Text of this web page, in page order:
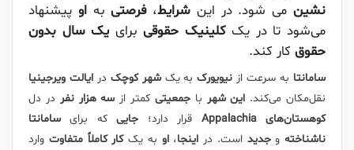
نشینمی شود. در این شرایط،فرصتیبهاو پیشنهاد
می‌شود تا در یککلینیک حقوقیبراییک سال بدون
حقوق کار کند.
سامانتا به سرعت از نیویورکبه یک شهر کوچک درایالت ویرجینیا
نقل‌مکان می‌کند. این شهر باجمعیتی کمتر از سه هزار نفر در دل
کوهستان‌های Appalachia
قرار دارد؛ جاییکه برایسامانتا
ناشناخته وجدید است. در اینجا،او به یککار کاملاً متفاوت وارد